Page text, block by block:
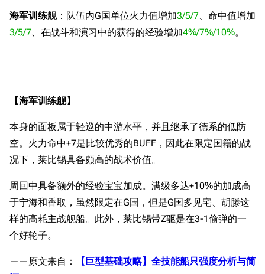
海军训练舰：队伍内G国单位火力值增加3/5/7、命中值增加
3/5/7、在战斗和演习中的获得的经验增加4%/7%/10%。
【海军训练舰】
本身的面板属于轻巡的中游水平，并且继承了德系的低防
空。火力命中+7是比较优秀的BUFF，因此在限定国籍的战
况下，莱比锡具备颇高的战术价值。
周回中具备额外的经验宝宝加成。满级多达+10%的加成高
于宁海和香取，虽然限定在G国，但是G国多见宅、胡滕这
样的高耗主战舰船。此外，莱比锡带Z驱是在3-1偷弹的一
个好轮子。
——原文来自：
【巨型基础攻略】全技能船只强度分析与简